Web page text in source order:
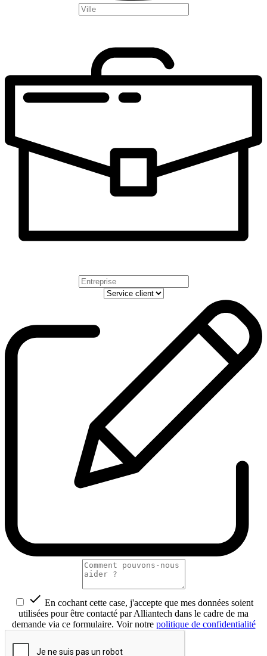
 En cochant cette case, j'accepte que mes données soient
utilisées pour être contacté par Alliantech dans le cadre de ma
demande via ce formulaire. Voir notre politique de confidentialité